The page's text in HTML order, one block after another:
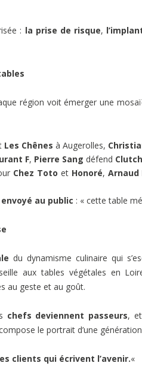
: la prise de risque,
région voit émerger une
Les Chênes à Augerolles,
F, Pierre Sang défend Clutch
Chez Toto et Honoré, Arnaud
au public : « cette table
du dynamisme culinaire qui
aux tables végétales en
au geste et au goût.
chefs deviennent passeurs,
le portrait d’une
clients qui écrivent l’avenir.«